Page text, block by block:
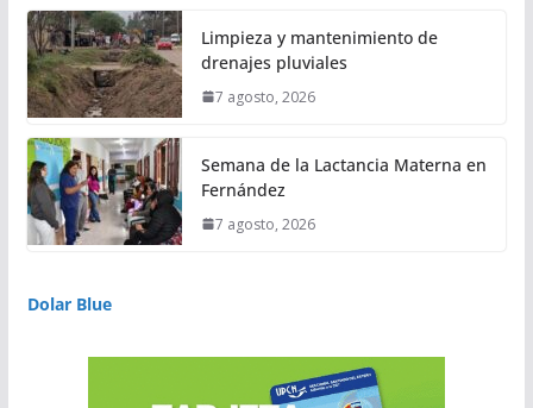
Limpieza y mantenimiento de
drenajes pluviales
7 agosto, 2026
Semana de la Lactancia Materna en
Fernández
7 agosto, 2026
Dolar Blue